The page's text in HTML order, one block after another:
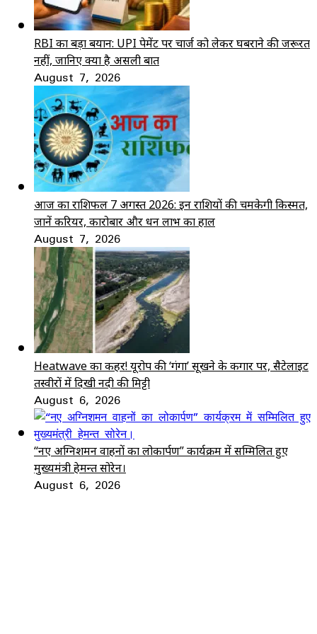
RBI का बड़ा बयान: UPI पेमेंट पर चार्ज को लेकर घबराने की जरूरत
नहीं, जानिए क्या है असली बात
August 7, 2026
आज का राशिफल 7 अगस्त 2026: इन राशियों की चमकेगी किस्मत,
जानें करियर, कारोबार और धन लाभ का हाल
August 7, 2026
Heatwave का कहर! यूरोप की ‘गंगा’ सूखने के कगार पर, सैटेलाइट
तस्वीरों में दिखी नदी की मिट्टी
August 6, 2026
“नए अग्निशमन वाहनों का लोकार्पण” कार्यक्रम में सम्मिलित हुए
मुख्यमंत्री हेमन्त सोरेन।
August 6, 2026